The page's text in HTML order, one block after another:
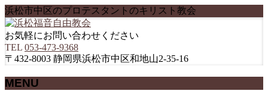
浜松市中区のプロテスタントのキリスト教会
お気軽にお問い合わせください
TEL 053-473-9368
〒432-8003 静岡県浜松市中区和地山2-35-16
MENU